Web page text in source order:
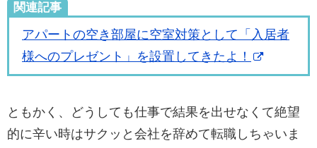
関連記事
アパートの空き部屋に空室対策として「入居者
様へのプレゼント」を設置してきたよ！
ともかく、どうしても仕事で結果を出せなくて絶望
的に辛い時はサクッと会社を辞めて転職しちゃいま